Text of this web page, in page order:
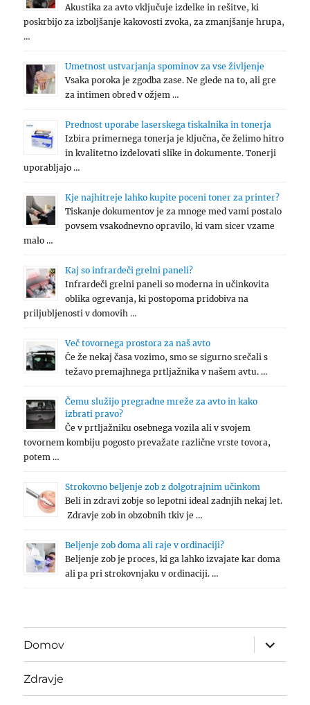
Akustika za avto vključuje izdelke in rešitve, ki
poskrbijo za izboljšanje kakovosti zvoka, za zmanjšanje hrupa,
…
Umetnost ustvarjanja spominov za vse življenje
Vsaka poroka je zgodba zase. Ne glede na to, ali gre
za intimen obred v ožjem …
Prednost uporabe laserskega tiskalnika in tonerja
Izbira primernega tonerja je ključna, če želimo hitro
in kvalitetno izdelovati slike in dokumente. Tonerji
uporabljajo …
Kje najhitreje lahko kupite poceni toner za printer?
Tiskanje dokumentov je za mnoge med vami postalo
povsem vsakodnevno opravilo, ki vam sicer vzame
malo …
Kaj so infrardeči grelni paneli?
Infrardeči grelni paneli so moderna in učinkovita
oblika ogrevanja, ki postopoma pridobiva na
priljubljenosti v domovih …
Več tovornega prostora za naš avto
Če že nekaj časa vozimo, smo se sigurno srečali s
težavo premajhnega prtljažnika v našem avtu. …
Čemu služijo pregradne mreže za avto in kako
izbrati pravo?
Če v prtljažniku osebnega vozila ali v svojem
tovornem kombiju pogosto prevažate različne vrste tovora,
potem …
Strokovno beljenje zob z dolgotrajnim učinkom
Beli in zdravi zobje so lepotni ideal zadnjih nekaj let.
Zdravje zob in obzobnih tkiv je …
Beljenje zob doma ali raje v ordinaciji?
Beljenje zob je proces, ki ga lahko izvajate kar doma
ali pa pri strokovnjaku v ordinaciji. …
Domov
expand
child
menu
Zdravje